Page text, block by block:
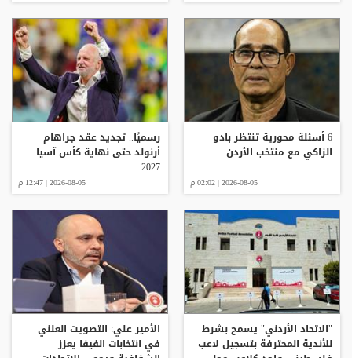
6 أسئلة محورية تنتظر بادو
الزاكي مع منتخب الأردن
2026-08-05 | 02:02 م
رسميًا.. تجديد عقد جراهام
أرنولد حتى نهاية كأس آسيا
2027
2026-08-05 | 12:47 م
"الاتحاد الأردني" يسمح بشرط
للأندية المحترفة بتسجيل لاعب
الأمير علي: التصويت العلني
في انتخابات الفيفا يعزز